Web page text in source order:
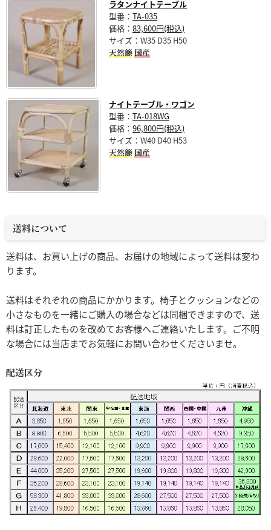
ラタンナイトテーブル
型番： TA-035
価格： 83,600円(税込)
サイズ：W35 D35 H50
天然籐国産
ナイトテーブル・ワゴン
型番： TA-018WG
価格： 96,800円(税込)
サイズ：W40 D40 H53
天然籐国産
送料について
送料は、お買い上げの商品、お届けの地域によって送料は変わ
ります。
送料はそれぞれの商品にかかります。椅子とクッションなどの
小さなものを一緒にご購入の場合などは同梱できますので、送
料は訂正したものを改めてお客様へご連絡いたします。ご不明
な場合には当店までお気軽にお問い合わせくださいませ。
配送区分